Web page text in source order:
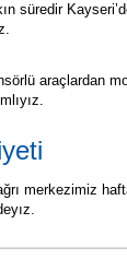
süredir
araçlardan
merkezimiz